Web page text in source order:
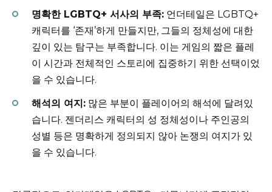
명확한 LGBTQ+ 서사의 부족: 언더테일은 LGBTQ+
캐릭터를 ‘존재’하게 만들지만, 그들의 정체성에 대한
깊이 있는 탐구는 부족합니다. 이는 게임의 짧은 플레
이 시간과 전체적인 스토리에 집중하기 위한 선택이었
을 수 있습니다.
해석의 여지: 많은 부분이 플레이어의 해석에 달려있
습니다. 젠더리스 캐릭터의 성 정체성이나 주인공의
성별 등은 명확하게 정의되지 않아 논쟁의 여지가 있
을 수 있습니다.